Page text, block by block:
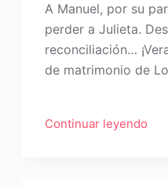
A Manuel, por su
perder a Julieta.
reconciliación…
de matrimonio de
Continuar leyendo